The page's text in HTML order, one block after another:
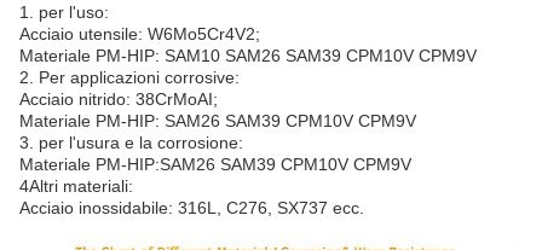
1. per l'uso:
Acciaio utensile: W6Mo5Cr4V2;
Materiale PM-HIP: SAM10 SAM26 SAM39 CPM10V CPM9V
2. Per applicazioni corrosive:
Acciaio nitrido: 38CrMoAI;
Materiale PM-HIP: SAM26 SAM39 CPM10V CPM9V
3. per l'usura e la corrosione:
Materiale PM-HIP:SAM26 SAM39 CPM10V CPM9V
4Altri materiali:
Acciaio inossidabile: 316L, C276, SX737 ecc.